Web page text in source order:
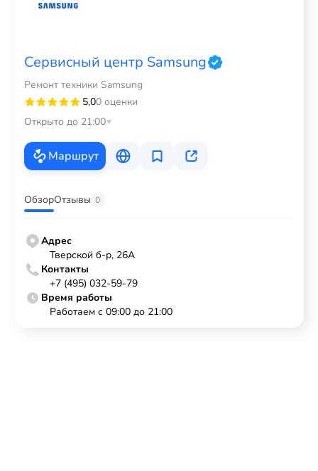
Сервисный центр Samsung
Ремонт техники Samsung
5,00 оценки
Открыто до 21:00
Маршрут
ОбзорОтзывы 0
Адрес
Тверской б-р, 26А
Контакты
+7 (495) 032-59-79
Время работы
Работаем с 09:00 до 21:00